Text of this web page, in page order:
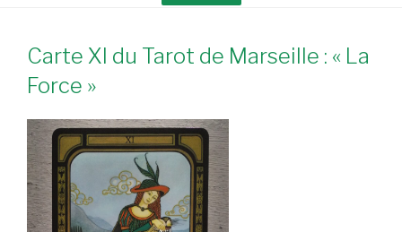
Carte XI du Tarot de Marseille : « La
Force »